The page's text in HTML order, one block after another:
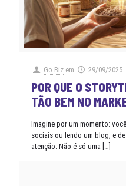
Go Biz em 29/09/2025
POR QUE O
TÃO BEM NO
Imagine por um momento:
sociais ou lendo um blog, e
atenção. Não é só uma […]